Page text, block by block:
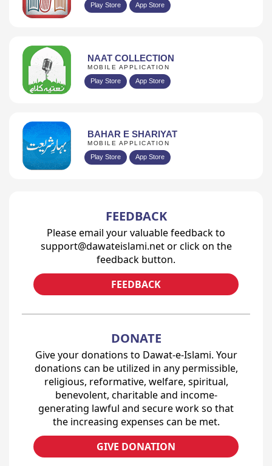
Play Store App Store
NAAT COLLECTION
MOBILE APPLICATION
Play Store App Store
BAHAR E SHARIYAT
MOBILE APPLICATION
Play Store App Store
FEEDBACK
Please email your valuable feedback to
support@dawateislami.net or click on the
feedback button.
FEEDBACK
DONATE
Give your donations to Dawat-e-Islami. Your
donations can be utilized in any permissible,
religious, reformative, welfare, spiritual,
benevolent, charitable and income-
generating lawful and secure work so that
the increasing expenses can be met.
GIVE DONATION